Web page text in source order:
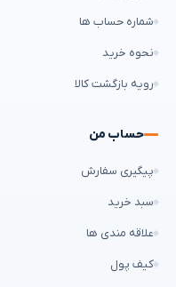
شماره حساب ها
نحوه خرید
رویه بازگشت کالا
حساب من
پیگیری سفارش
سبد خرید
علاقه مندی ها
کیف پول